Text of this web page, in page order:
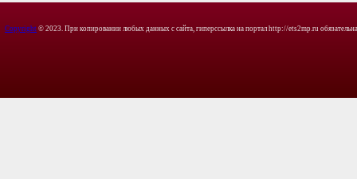
Copyright © 2023. При копировании любых данных с сайта, гиперссылка на портал http://ets2mp.ru